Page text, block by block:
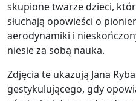
skupione twarze dzieci,
słuchają opowieści o
aerodynamiki i
niesie za sobą nauka.
Zdjęcia te ukazują Jana
gestykulującego, gdy